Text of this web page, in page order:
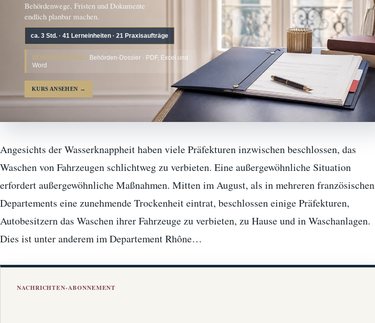
Behördenwege, Fristen und Dokumente
endlich planbar machen.
ca. 3 Std. · 41 Lerneinheiten · 21 Praxisaufträge
BONUSMATERIAL: Behörden-Dossier · PDF, Excel und
Word
KURS ANSEHEN →
Angesichts der Wasserknappheit haben viele Präfekturen inzwischen beschlossen, das
Waschen von Fahrzeugen schlichtweg zu verbieten. Eine außergewöhnliche Situation
erfordert außergewöhnliche Maßnahmen. Mitten im August, als in mehreren französischen
Departements eine zunehmende Trockenheit eintrat, beschlossen einige Präfekturen,
Autobesitzern das Waschen ihrer Fahrzeuge zu verbieten, zu Hause und in Waschanlagen.
Dies ist unter anderem im Departement Rhône…
NACHRICHTEN-ABONNEMENT